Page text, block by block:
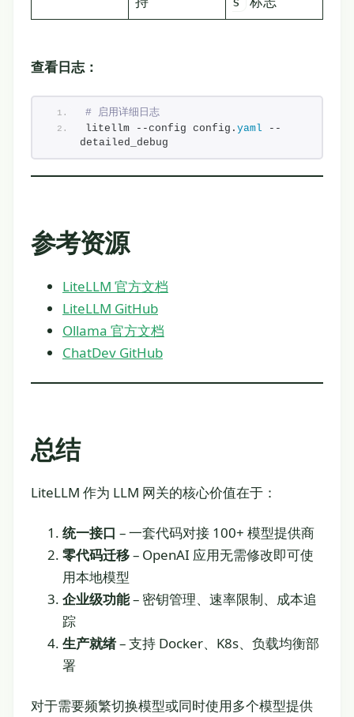
查看日志：
# 启用详细日志
litellm --config config. yaml --
detailed_debug
参考资源
LiteLLM 官方文档
LiteLLM GitHub
Ollama 官方文档
ChatDev GitHub
总结
LiteLLM 作为 LLM 网关的核心价值在于：
统一接口 – 一套代码对接 100+ 模型提供商
零代码迁移– OpenAI 应用无需修改即可使
用本地模型
企业级功能– 密钥管理、速率限制、成本追
踪
生产就绪– 支持 Docker、K8s、负载均衡部
署
对于需要频繁切换模型或同时使用多个模型提供